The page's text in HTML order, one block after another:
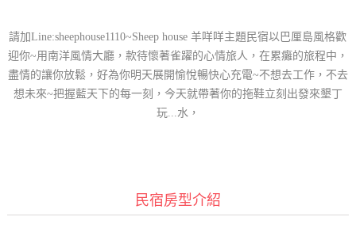
請加Line:sheephouse1110~Sheep house 羊咩咩主題民宿以巴厘島風格歡
迎你~用南洋風情大廳，款待懷著雀躍的心情旅人，在累癱的旅程中，
盡情的讓你放鬆，好為你明天展開愉悅暢快心充電~不想去工作，不去
想未來~把握藍天下的每一刻，今天就帶著你的拖鞋立刻出發來墾丁
玩...水，
民宿房型介紹